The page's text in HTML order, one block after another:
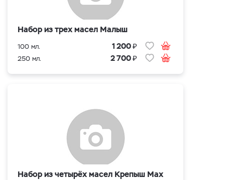
Набор из трех масел Малыш
100 мл. 1 200₽
250 мл. 2 700₽
Набор из четырёх масел Крепыш Max